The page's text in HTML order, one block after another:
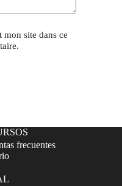
site dans ce
frecuentes